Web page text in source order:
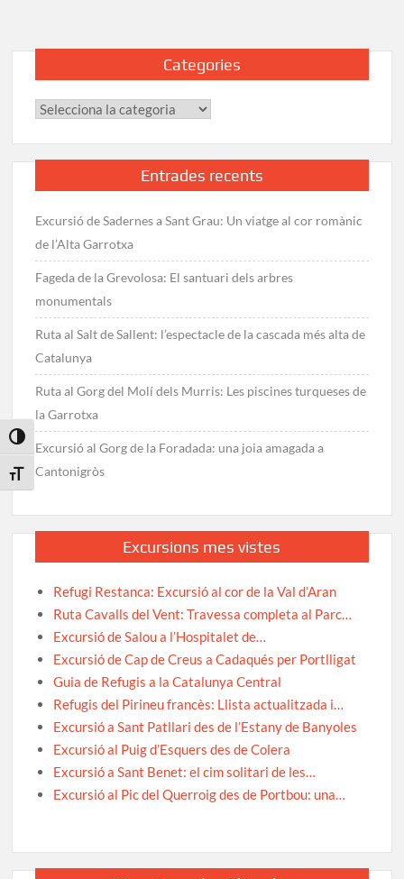
Toggle High Contrast
Toggle Font size
Alta:
de
Categories
Categories
Entrades recents
Excursió de Sadernes a Sant Grau: Un viatge al cor romànic
de l’Alta Garrotxa
Fageda de la Grevolosa: El santuari dels arbres
monumentals
Ruta al Salt de Sallent: l’espectacle de la cascada més alta de
Catalunya
Ruta al Gorg del Molí dels Murris: Les piscines turqueses de
la Garrotxa
Excursió al Gorg de la Foradada: una joia amagada a
Cantonigròs
Excursions mes vistes
Refugi Restanca: Excursió al cor de la Val d’Aran
Ruta Cavalls del Vent: Travessa completa al Parc…
Excursió de Salou a l’Hospitalet de…
Excursió de Cap de Creus a Cadaqués per Portlligat
Guia de Refugis a la Catalunya Central
Refugis del Pirineu francès: Llista actualitzada i…
Excursió a Sant Patllari des de l’Estany de Banyoles
Excursió al Puig d’Esquers des de Colera
Excursió a Sant Benet: el cim solitari de les…
Excursió al Pic del Querroig des de Portbou: una…